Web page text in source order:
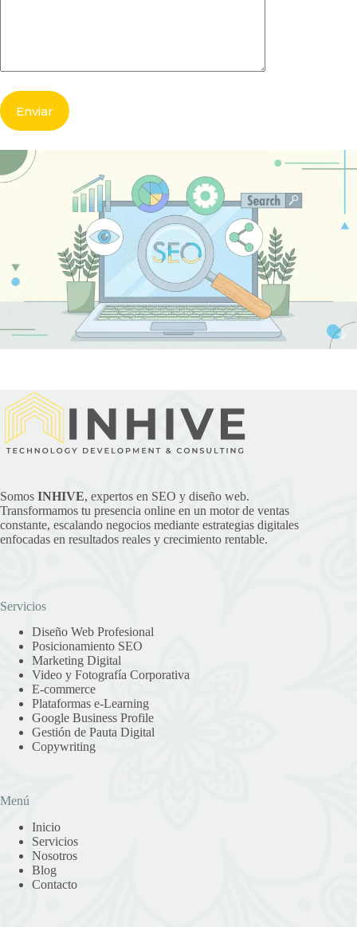
Somos INHIVE, expertos en SEO y diseño web.
Transformamos tu presencia online en un motor de ventas
constante, escalando negocios mediante estrategias digitales
enfocadas en resultados reales y crecimiento rentable.
Servicios
Diseño Web Profesional
Posicionamiento SEO
Marketing Digital
Video y Fotografía Corporativa
E-commerce
Plataformas e-Learning
Google Business Profile
Gestión de Pauta Digital
Copywriting
Menú
Inicio
Servicios
Nosotros
Blog
Contacto